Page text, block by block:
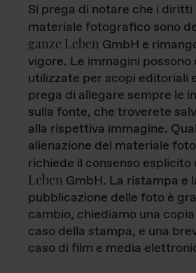
Si prega di notare che i
materiale fotografico sono
ganze Leben GmbH e
vigore. Le immagini possono
utilizzate per scopi editoriali
prega di allegare sempre le
sulla fonte, che troverete
alla rispettiva immagine.
alienazione del materiale
richiede il consenso esplicito
Leben GmbH. La ristampa e
pubblicazione delle foto è
cambio, chiediamo una
caso della stampa, e una
caso di film e media